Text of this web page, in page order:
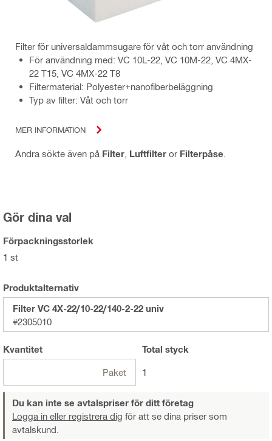
Filter för universaldammsugare för våt och torr användning
För användning med: VC 10L-22, VC 10M-22, VC 4MX-
22 T15, VC 4MX-22 T8
Filtermaterial: Polyester+nanofiberbeläggning
Typ av filter: Våt och torr
MER INFORMATION
Andra sökte även på Filter Luftfilter or Filterpåse
Gör dina val
Förpackningsstorlek
1 st
Produktalternativ
Filter VC 4X-22/10-22/140-2-22 univ
#2305010
Kvantitet
Paket
Total styck
1
Du kan inte se avtalspriser för ditt företag
Logga in eller registrera dig för att se dina priser som
avtalskund.